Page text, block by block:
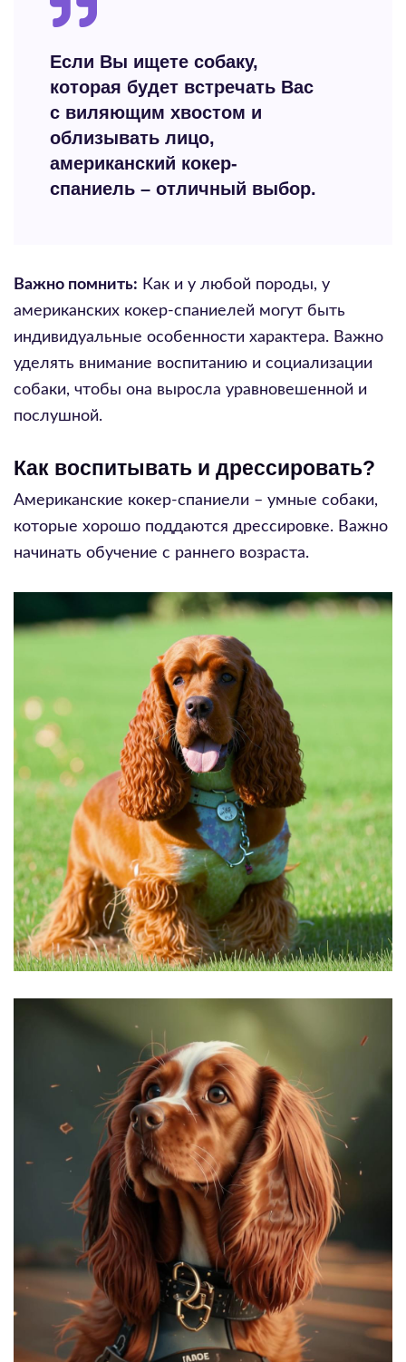
Если Вы ищете собаку,
которая будет встречать Вас
с виляющим хвостом и
облизывать лицо,
американский кокер-
спаниель – отличный выбор.
Важно помнить: Как и у любой породы, у
американских кокер-спаниелей могут быть
индивидуальные особенности характера. Важно
уделять внимание воспитанию и социализации
собаки, чтобы она выросла уравновешенной и
послушной.
Как воспитывать и дрессировать?
Американские кокер-спаниели – умные собаки,
которые хорошо поддаются дрессировке. Важно
начинать обучение с раннего возраста.